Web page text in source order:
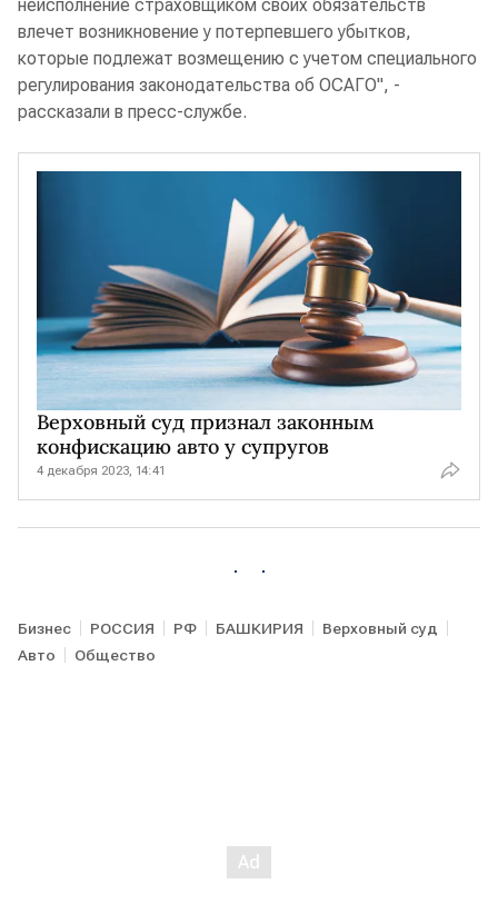
неисполнение страховщиком своих обязательств
влечет возникновение у потерпевшего убытков,
которые подлежат возмещению с учетом специального
регулирования законодательства об ОСАГО", -
рассказали в пресс-службе.
Верховный суд признал законным
конфискацию авто у супругов
4 декабря 2023, 14:41
Бизнес РОССИЯ РФ БАШКИРИЯ
Верховный суд
Авто
Общество